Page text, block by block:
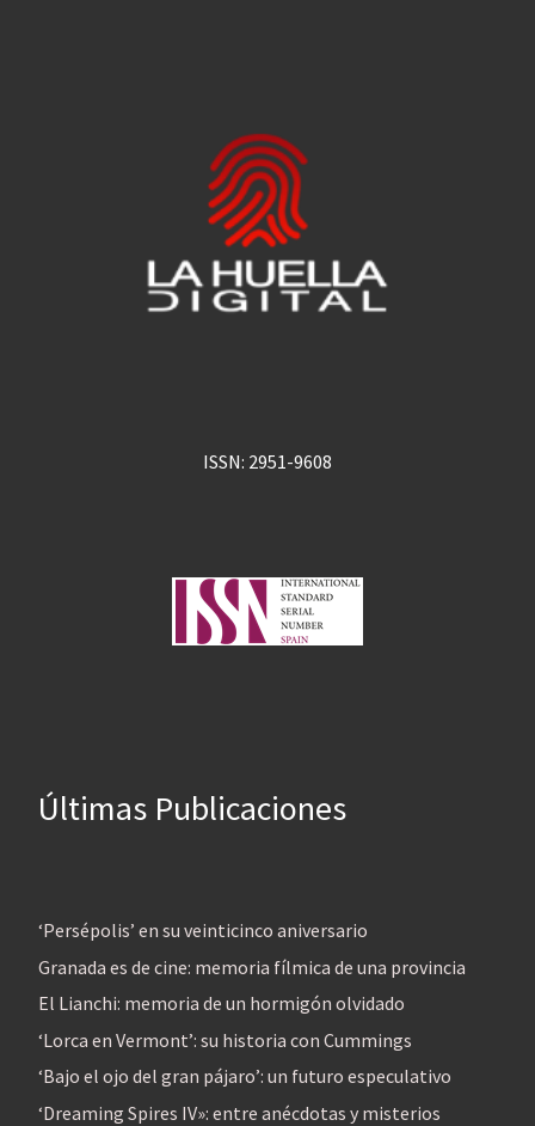
ISSN: 2951-9608
Últimas Publicaciones
‘Persépolis’ en su veinticinco aniversario
Granada es de cine: memoria fílmica de una provincia
El Lianchi: memoria de un hormigón olvidado
‘Lorca en Vermont’: su historia con Cummings
‘Bajo el ojo del gran pájaro’: un futuro especulativo
‘Dreaming Spires IV»: entre anécdotas y misterios